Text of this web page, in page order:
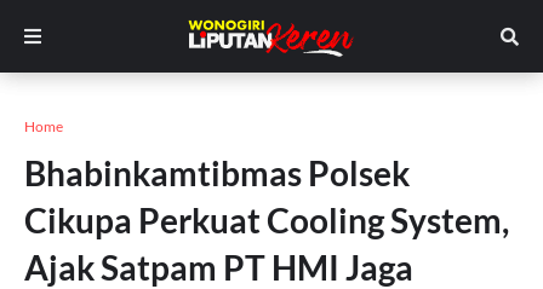
Home
Bhabinkamtibmas Polsek
Cikupa Perkuat Cooling System,
Ajak Satpam PT HMI Jaga